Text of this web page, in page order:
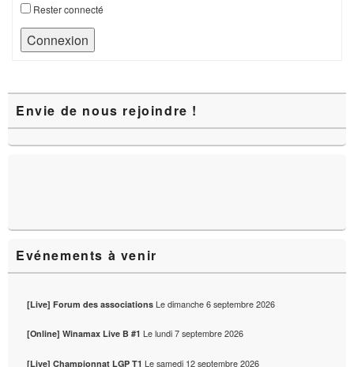
Rester connecté
Connexion
principale
de
widget
Envie de nous rejoindre !
Evénements à venir
[Live] Forum des associations Ledimanche 6 septembre 2026
[Online] Winamax Live B #1 Lelundi 7 septembre 2026
[Live] Championnat LGP T1 Lesamedi 12 septembre 2026